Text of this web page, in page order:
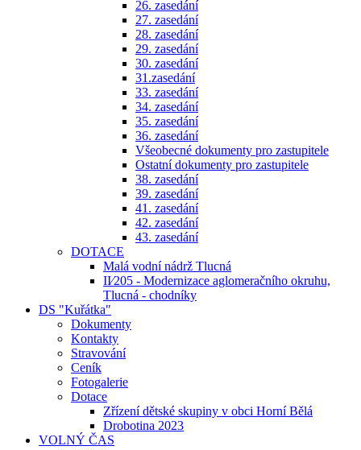
26. zasedání
27. zasedání
28. zasedání
29. zasedání
30. zasedání
31.zasedání
33. zasedání
34. zasedání
35. zasedání
36. zasedání
Všeobecné dokumenty pro zastupitele
Ostatní dokumenty pro zastupitele
38. zasedání
39. zasedání
41. zasedání
42. zasedání
43. zasedání
DOTACE
Malá vodní nádrž Tlucná
II⁄205 - Modernizace aglomeračního okruhu,
Tlucná - chodníky
DS "Kuřátka"
Dokumenty
Kontakty
Stravování
Ceník
Fotogalerie
Dotace
Zřízení dětské skupiny v obci Horní Bělá
Drobotina 2023
VOLNÝ ČAS